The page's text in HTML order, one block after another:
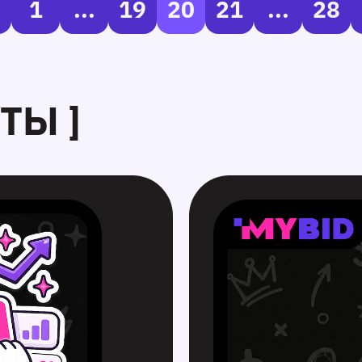
1 ... 19 20 21 ... 28
]